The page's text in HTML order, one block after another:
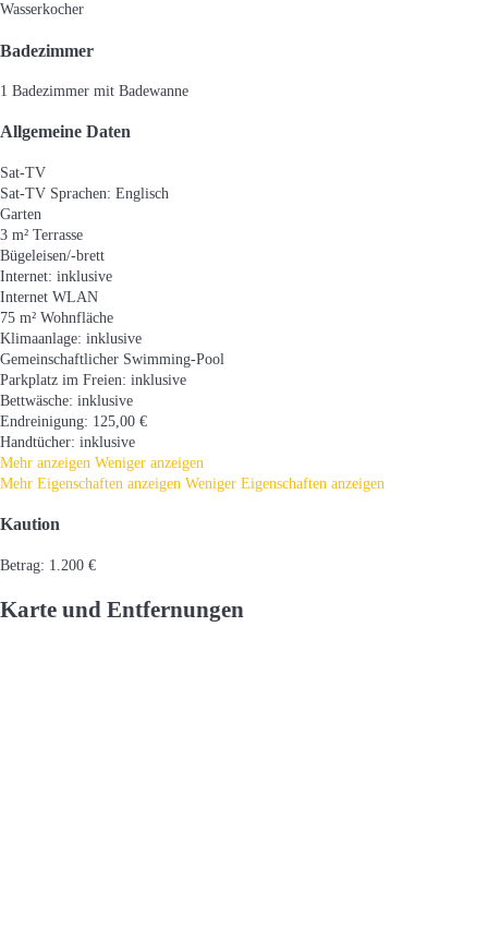
Wasserkocher
Badezimmer
1 Badezimmer mit Badewanne
Allgemeine Daten
Sat-TV
Sat-TV Sprachen: Englisch
Garten
3 m² Terrasse
Bügeleisen/-brett
Internet: inklusive
Internet WLAN
75 m² Wohnfläche
Klimaanlage: inklusive
Gemeinschaftlicher Swimming-Pool
Parkplatz im Freien: inklusive
Bettwäsche: inklusive
Endreinigung: 125,00 €
Handtücher: inklusive
Mehr anzeigen Weniger anzeigen
Mehr Eigenschaften anzeigen Weniger Eigenschaften anzeigen
Kaution
Betrag: 1.200 €
Karte und Entfernungen